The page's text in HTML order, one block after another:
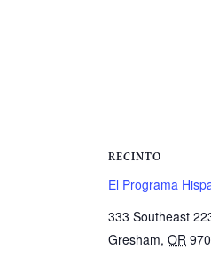
RECINTO
El Programa
333 Southeast
Gresham, OR